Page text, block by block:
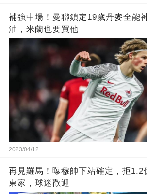
補強中場！曼聯鎖定19歲丹麥全能
油，米蘭也要買他
2023/04/12
再見羅馬！曝穆帥下站確定，拒1.2
東家，球迷歡迎